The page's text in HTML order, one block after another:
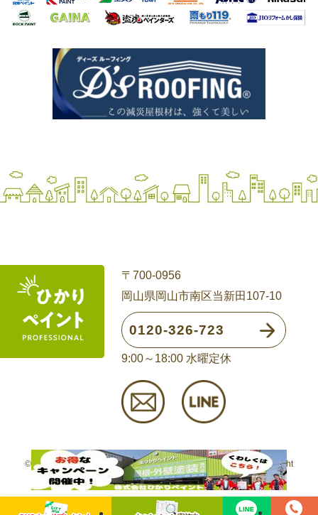
〒700-0956
岡山県岡山市南区当新田107-10
0120-326-723
9:00～18:00 水曜定休
©岡山の外壁塗装・屋根リフォーム専門店(株)ひかりペイントAll Right
Reserved.